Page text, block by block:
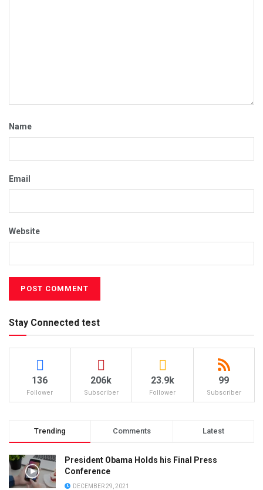
Name
Email
Website
Stay Connected test
136
Follower
206k
Subscriber
23.9k
Follower
99
Subscriber
Trending Comments Latest
President Obama Holds his Final Press
Conference
DECEMBER 29, 2021